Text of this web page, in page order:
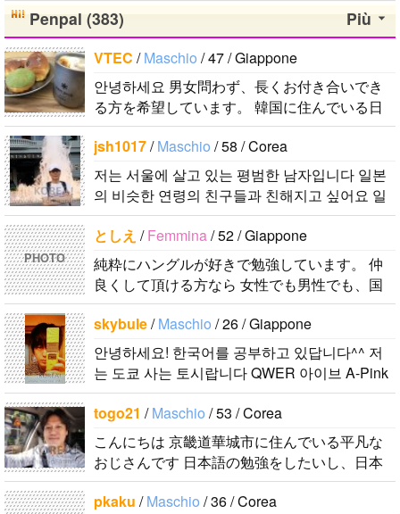
범한 남자입
니다 일본의
비슷한 연령
의 친구들과
친해지고 싶
어요 일본에
가면 좋은 곳
소개 시켜주
면 감사하겠
습니다 반대
로 한국에 오
시면 가이드
해 드릴..
れの韓国人で
す。 出身地
は済州島で
す。 日本の
ことは高校生
の時から興味
を持ちまし
好きなところ
は文化や食べ
物です。 特
に街の雰囲気
が..
前はイナで
す。今日本語
を勉強してい
ます。。。だ
から日本人の
友達を作りた
いです。よろ
します..
います。 ​普
段は音楽を聴
が好きで、時
間がある時は
釣りに行くの
はいい釣りス
ポットを探し
いい音..
ddung_e/Ma
schio/ 29 / C
orea
日本の文化や
日常に興味が
あったので、
ペンパルを始
めました。
日本語を少し
ずつ勉強して
いるので、自
然に会話しな
がら実力を伸
ばしたいで
す。 もちろ
ん、私も韓国
文化や韓国..
Più
Penpal (383)
VTEC /Maschio / 47 / Giappone
안녕하세요 男女問わず、長くお付き合いでき
る方を希望しています。 韓国に住んでいる日
本人男性です。 ハングルは幼稚園児以下のレ
ベルですが、少しずつ勉強しています。 音..
jsh1017/Maschio / 58 / Corea
저는 서울에 살고 있는 평범한 남자입니다 일본
의 비슷한 연령의 친구들과 친해지고 싶어요 일
본에 가면 좋은 곳 소개 시켜주면 감사하겠습니
다 반대로 한국에 오시면 가이드 해 드릴..
PHOTO
としえ /Femmina/ 52 / Giappone
純粋にハングルが好きで勉強しています。 仲
良くして頂ける方なら 女性でも男性でも、国
籍が何処でも歓迎です♪ 必ず返信します！！！
しかし、数うちゃ〜的な(一気に多人..
skybule/Maschio / 26 / Giappone
안녕하세요! 한국어를 공부하고 있답니다^^ 저
는 도쿄 사는 토시랍니다 QWER 아이브 A-Pink
東方神起(5명) 하이라이트 세븐어클락 볼빨간사
춘기 JYJ AOA 9muses 좋아해요ㅎㅎㅎ 같이 한
국어..
togo21 /Maschio / 53 / Corea
こんにちは 京畿道華城市に住んでいる平凡な
おじさんです 日本語の勉強をしたいし、日本
人の友達を作りたい このように書き込みま
す。 日本は業務上、出張を何回か行っていま..
pkaku /Maschio / 36 / Corea